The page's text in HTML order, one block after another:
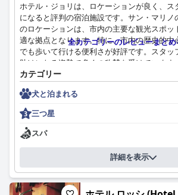
ホテル・ジョリは、ロケーションが良く、ス
になると評判の宿泊施設です。サン・マリノ
のロケーションは、市内の主要な観光スポッ
適な拠点となります。特に、市内の歴史的中
でも歩いて行ける便利さが好評です。スタッ
助けになる姿勢で多くの称賛を受けています
朝食は、種類が豊富で、甘いものと塩辛いも
らゆる好みに対応できると、宿泊客から絶賛
ルのロケーションと手頃な価格も、ホテル・
らなる魅力として挙げられています。ホテ
の良い広々としたベッドなど、多くの設備
一部の宿泊客は、部屋が狭くて古く感じたと
し、部屋のサイズが小さいことを承知してい
内の他の部屋よりも低い料金で利用できまし
は清潔で手入れが行き届いていると評価され
く、部屋の防音性が十分ではないという意見
ル・ジョリのスタッフは、親切で協力的な姿
全カテゴリーのレビューまとめ
カテゴリー
犬と泊まれる
三つ星
スパ
詳細を表示